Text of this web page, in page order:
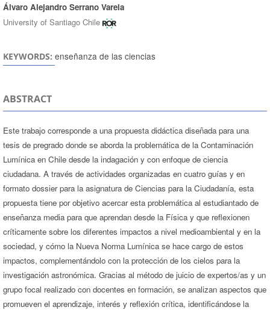
Álvaro Alejandro Serrano Varela
University of Santiago Chile
KEYWORDS: enseñanza de las ciencias
ABSTRACT
Este trabajo corresponde a una propuesta didáctica diseñada para una
tesis de pregrado donde se aborda la problemática de la Contaminación
Lumínica en Chile desde la indagación y con enfoque de ciencia
ciudadana. A través de actividades organizadas en cuatro guías y en
formato dossier para la asignatura de Ciencias para la Ciudadanía, esta
propuesta tiene por objetivo acercar esta problemática al estudiantado de
enseñanza media para que aprendan desde la Física y que reflexionen
críticamente sobre los diferentes impactos a nivel medioambiental y en la
sociedad, y cómo la Nueva Norma Lumínica se hace cargo de estos
impactos, complementándolo con la protección de los cielos para la
investigación astronómica. Gracias al método de juicio de expertos/as y un
grupo focal realizado con docentes en formación, se analizan aspectos que
promueven el aprendizaje, interés y reflexión crítica, identificándose la